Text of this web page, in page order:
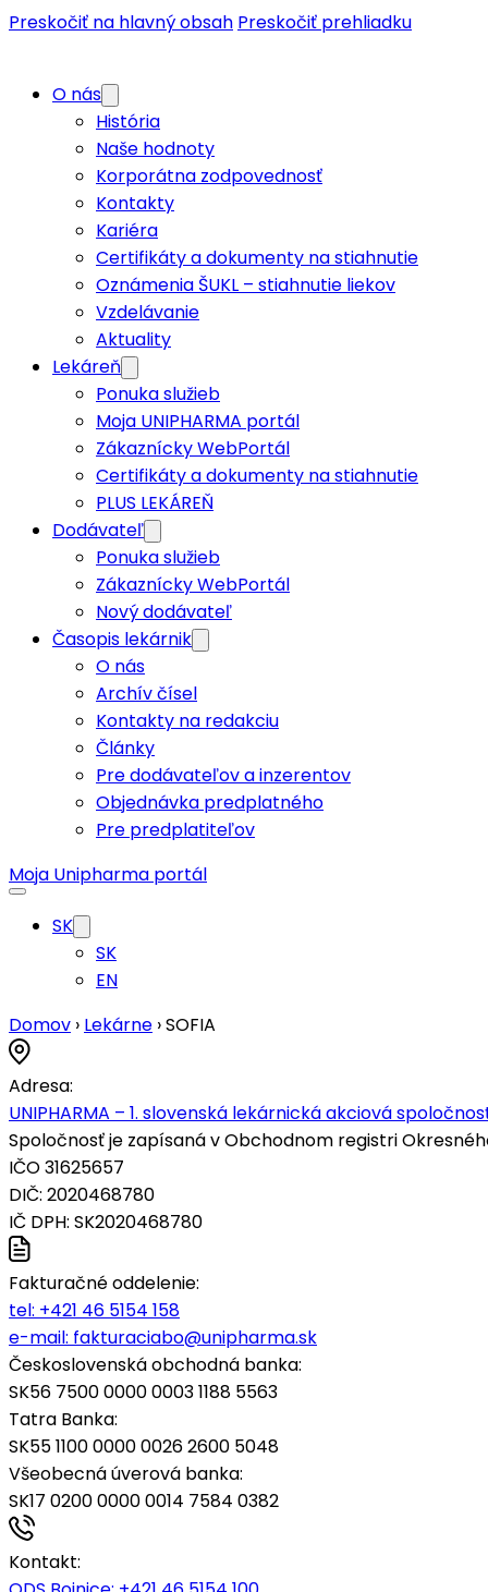
Preskočiť na hlavný obsah Preskočiť prehliadku
O nás
História
Naše hodnoty
Korporátna zodpovednosť
Kontakty
Kariéra
Certifikáty a dokumenty na stiahnutie
Oznámenia ŠUKL – stiahnutie liekov
Vzdelávanie
Aktuality
Lekáreň
Ponuka služieb
Moja UNIPHARMA portál
Zákaznícky WebPortál
Certifikáty a dokumenty na stiahnutie
PLUS LEKÁREŇ
Dodávateľ
Ponuka služieb
Zákaznícky WebPortál
Nový dodávateľ
Časopis lekárnik
O nás
Archív čísel
Kontakty na redakciu
Články
Pre dodávateľov a inzerentov
Objednávka predplatného
Pre predplatiteľov
Moja Unipharma portál
SK
SK
EN
Domov › Lekárne ›SOFIA
Adresa:
UNIPHARMA – 1. slovenská lekárnická akciová
Spoločnosť je zapísaná v Obchodnom registri
IČO 31625657
DIČ: 2020468780
IČ DPH: SK2020468780
Fakturačné oddelenie:
tel: +421 46 5154 158
e-mail: fakturaciabo@unipharma.sk
Československá obchodná banka:
SK56 7500 0000 0003 1188 5563
Tatra Banka:
SK55 1100 0000 0026 2600 5048
Všeobecná úverová banka:
SK17 0200 0000 0014 7584 0382
Kontakt: